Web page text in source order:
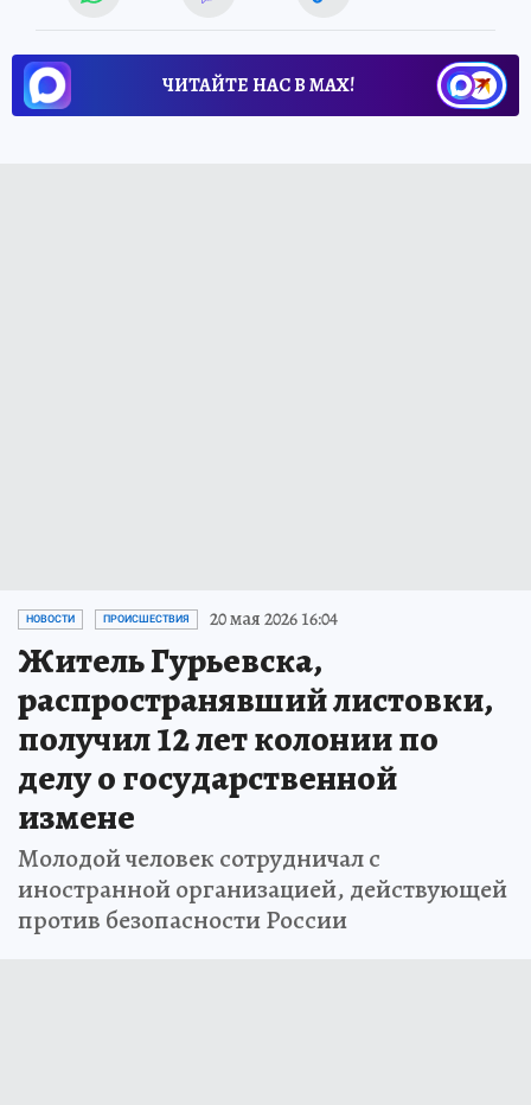
ЧИТАЙТЕ НАС В МАХ!
НОВОСТИ ПРОИСШЕСТВИЯ 20 мая 2026 16:04
Житель Гурьевска,
распространявший листовки,
получил 12 лет колонии по
делу о государственной
измене
Молодой человек сотрудничал с
иностранной организацией, действующей
против безопасности России